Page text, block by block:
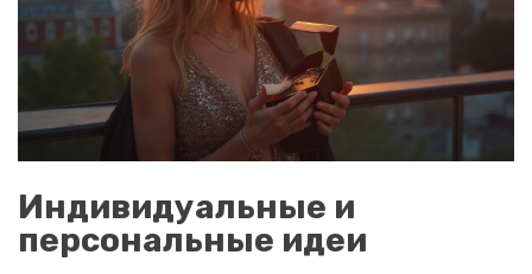
Индивидуальные и
персональные идеи